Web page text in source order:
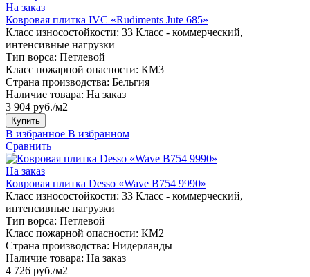
На заказ
Ковровая плитка IVC «Rudiments Jute 685»
Класс износостойкости: 33 Класс - коммерческий,
интенсивные нагрузки
Тип ворса: Петлевой
Класс пожарной опасности: КМ3
Страна производства: Бельгия
Наличие товара: На заказ
3 904 руб./м2
Купить
В избранное В избранном
Сравнить
На заказ
Ковровая плитка Desso «Wave B754 9990»
Класс износостойкости: 33 Класс - коммерческий,
интенсивные нагрузки
Тип ворса: Петлевой
Класс пожарной опасности: КМ2
Страна производства: Нидерланды
Наличие товара: На заказ
4 726 руб./м2